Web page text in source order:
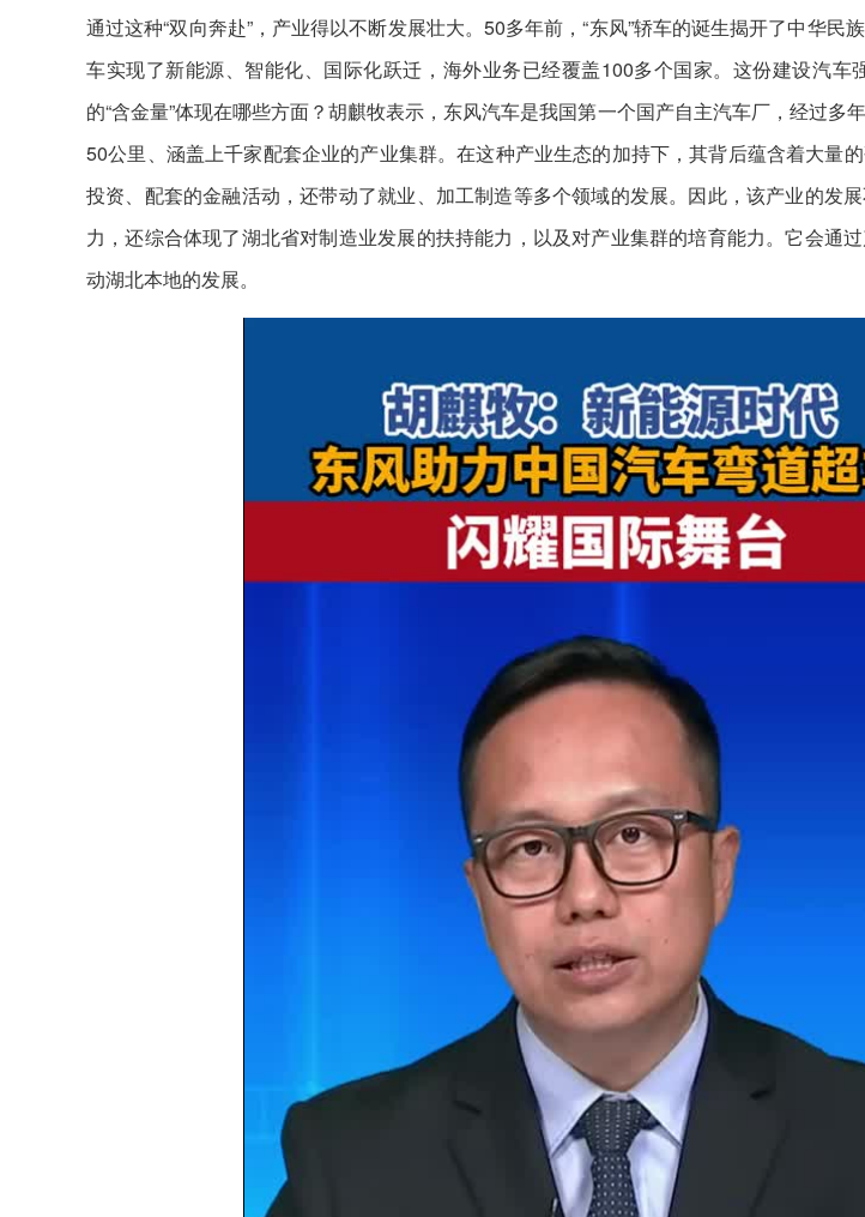
通过这种“双向奔赴”，产业得以不断发展壮大。50多年前，“东风”轿车的诞生揭开了中华民
车实现了新能源、智能化、国际化跃迁，海外业务已经覆盖100多个国家。这份建设汽车
的“含金量”体现在哪些方面？胡麒牧表示，东风汽车是我国第一个国产自主汽车厂，经过多
50公里、涵盖上千家配套企业的产业集群。在这种产业生态的加持下，其背后蕴含着大量
投资、配套的金融活动，还带动了就业、加工制造等多个领域的发展。因此，该产业的发
力，还综合体现了湖北省对制造业发展的扶持能力，以及对产业集群的培育能力。它会通
动湖北本地的发展。